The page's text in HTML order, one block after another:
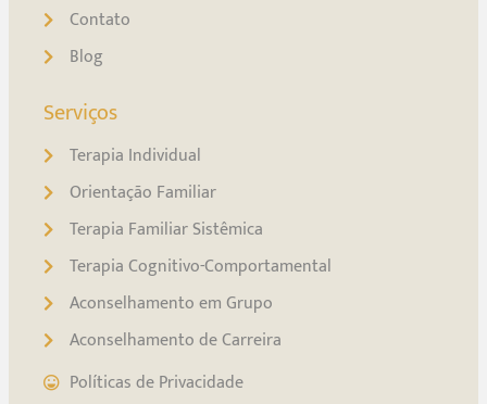
Contato
Blog
Serviços
Terapia Individual
Orientação Familiar
Terapia Familiar Sistêmica
Terapia Cognitivo-Comportamental
Aconselhamento em Grupo
Aconselhamento de Carreira
Políticas de Privacidade